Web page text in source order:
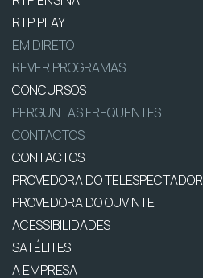
RTP PLAY
EM DIRETO
REVER PROGRAMAS
CONCURSOS
PERGUNTAS FREQUENTES
CONTACTOS
CONTACTOS
PROVEDORA DO TELESPECTADOR
PROVEDORA DO OUVINTE
ACESSIBILIDADES
SATÉLITES
A EMPRESA